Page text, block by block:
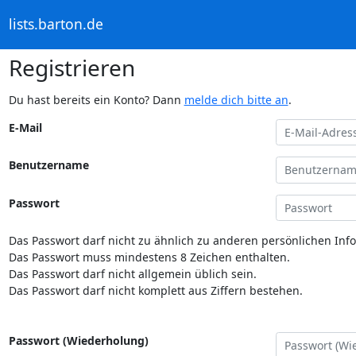
lists.barton.de
Registrieren
Du hast bereits ein Konto? Dann melde dich bitte an.
E-Mail
Benutzername
Passwort
Das Passwort darf nicht zu ähnlich zu anderen persönlichen
Das Passwort muss mindestens 8 Zeichen enthalten.
Das Passwort darf nicht allgemein üblich sein.
Das Passwort darf nicht komplett aus Ziffern bestehen.
Passwort (Wiederholung)